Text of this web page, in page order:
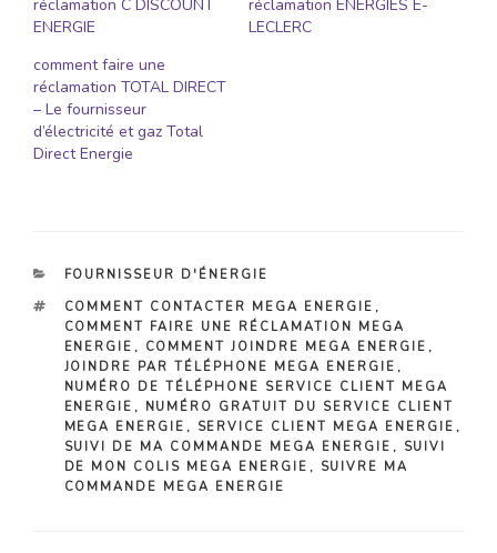
réclamation C DISCOUNT
ENERGIE
réclamation ENERGIES E-
LECLERC
comment faire une
réclamation TOTAL DIRECT
– Le fournisseur
d’électricité et gaz Total
Direct Energie
CATÉGORIES
FOURNISSEUR D'ÉNERGIE
ÉTIQUETTES
COMMENT CONTACTER MEGA ENERGIE ,
COMMENT FAIRE UNE RÉCLAMATION MEGA
ENERGIE , COMMENT JOINDRE MEGA ENERGIE ,
JOINDRE PAR TÉLÉPHONE MEGA ENERGIE ,
NUMÉRO DE TÉLÉPHONE SERVICE CLIENT MEGA
ENERGIE , NUMÉRO GRATUIT DU SERVICE CLIENT
MEGA ENERGIE , SERVICE CLIENT MEGA ENERGIE ,
SUIVI DE MA COMMANDE MEGA ENERGIE , SUIVI
DE MON COLIS MEGA ENERGIE , SUIVRE MA
COMMANDE MEGA ENERGIE